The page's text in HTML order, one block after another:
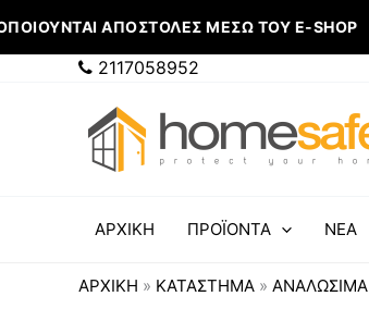
ΑΠΟΣΤΟΛΈΣ ΜΈΣΩ ΤΟΥ E-SHOP
στο
περιεχόμενο 2117058952
ΑΡΧΙΚΗ ΠΡΟΪΟΝΤΑ ΝΕΑ
ΑΡΧΙΚΉ » ΚΑΤΆΣΤΗΜΑ » ΑΝΑΛΩΣΙΜΑ